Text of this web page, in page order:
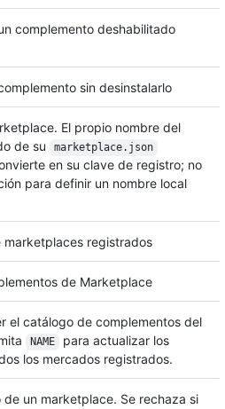
complemento deshabilitado
sin desinstalarlo
El propio nombre del
de su
marketplace.json
en su clave de registro; no
para definir un nombre local
marketplaces registrados
de Marketplace
el catálogo de complementos del
NAME
para actualizar los
los mercados registrados.
de un marketplace. Se rechaza si